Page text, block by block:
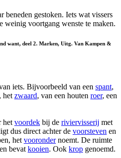
beneden gestoken. Iets wat vissers
weinig voortgang wenste te maken.
want, deel 2. Marken, Uitg. Van Kampen &
iets. Bijvoorbeeld van een spant,
het zwaard, van een houten roer, een
het voordek bij de riviervisserij met
dus direct achter de voorsteven en
het voorondernoemt. De ruimte
bevat kooien. Ook krop genoemd.